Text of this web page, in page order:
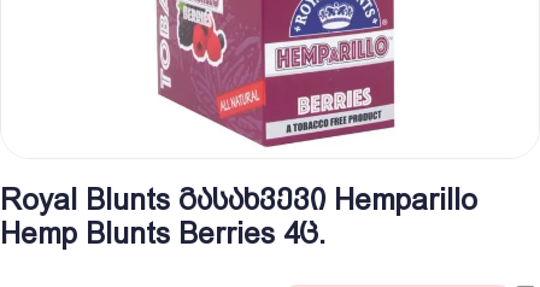
Royal Blunts გასახვევი Hemparillo
Hemp Blunts Berries 4ც.